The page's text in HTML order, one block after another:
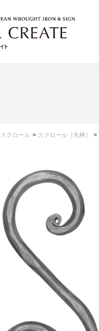
スクロール スクロール［丸棒］